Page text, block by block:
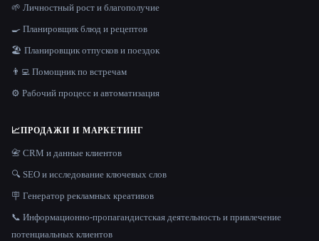
🌱 Личностный рост и благополучие
🍳 Планировщик блюд и рецептов
🏖 Планировщик отпусков и поездок
👨‍💻 Помощник по встречам
⚙️ Рабочий процесс и автоматизация
📈ПРОДАЖИ И МАРКЕТИНГ
📇 CRM и данные клиентов
🔍 SEO и исследование ключевых слов
🪧 Генератор рекламных креативов
📞 Информационно-пропагандистская деятельность и привлечение
потенциальных клиентов